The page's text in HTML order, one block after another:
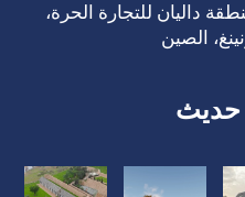
منطقة داليان للتجارة الحرة،
الصين
حديث